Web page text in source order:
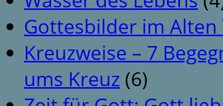
Gottesbilder im
Kreuzweise – 7
ums Kreuz (6)